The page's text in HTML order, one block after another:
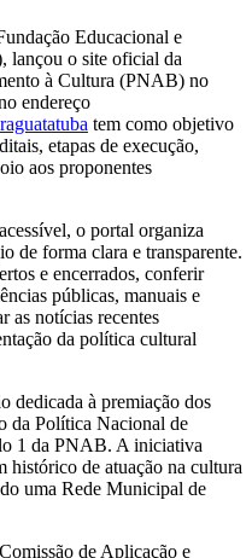
Educacional e
lançou o site oficial da
à Cultura (PNAB) no
endereço
tem como objetivo
etapas de execução,
aos proponentes
o portal organiza
de forma clara e transparente.
e encerrados, conferir
públicas, manuais e
as notícias recentes
da política cultural
dedicada à premiação dos
da Política Nacional de
1 da PNAB. A iniciativa
histórico de atuação na cultura
uma Rede Municipal de
de Aplicação e